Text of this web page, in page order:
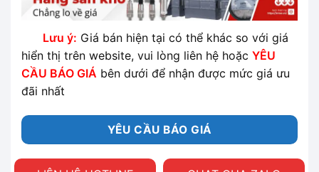
NHẤT THỊ TRƯỜNG
Lưu ý: Giá bán hiện tại có thể khác so với giá
hiển thị trên website, vui lòng liên hệ hoặc YÊU
CẦU BÁO GIÁ bên dưới để nhận được mức giá ưu
đãi nhất
YÊU CẦU BÁO GIÁ